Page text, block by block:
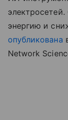
энергию и
опубликована
Network